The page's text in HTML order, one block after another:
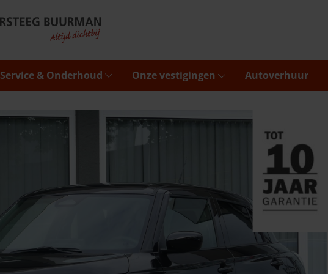
Service & Onderhoud Onze vestigingen Autoverhuur